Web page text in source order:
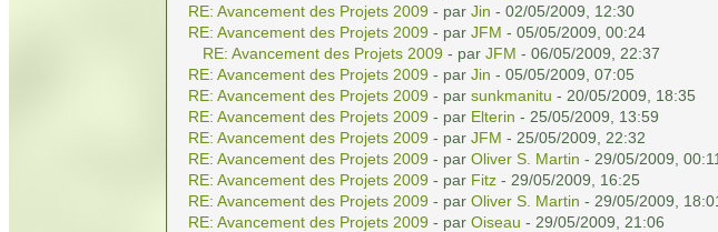
RE: Avancement des Projets 2009 - par Jin - 02/05/2009, 12:30
RE: Avancement des Projets 2009 - par JFM - 05/05/2009, 00:24
RE: Avancement des Projets 2009 - par JFM - 06/05/2009, 22:37
RE: Avancement des Projets 2009 - par Jin - 05/05/2009, 07:05
RE: Avancement des Projets 2009 - par sunkmanitu - 20/05/2009, 18:35
RE: Avancement des Projets 2009 - par Elterin - 25/05/2009, 13:59
RE: Avancement des Projets 2009 - par JFM - 25/05/2009, 22:32
RE: Avancement des Projets 2009 - par Oliver S. Martin - 29/05/2009, 00:11
RE: Avancement des Projets 2009 - par Fitz- 29/05/2009, 16:25
RE: Avancement des Projets 2009 - par Oliver S. Martin - 29/05/2009,
RE: Avancement des Projets 2009 - par Oiseau - 29/05/2009, 21:06